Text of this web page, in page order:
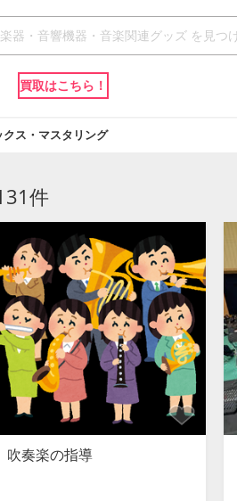
買取はこちら！
ス・マスタリング
件
吹奏楽の指導